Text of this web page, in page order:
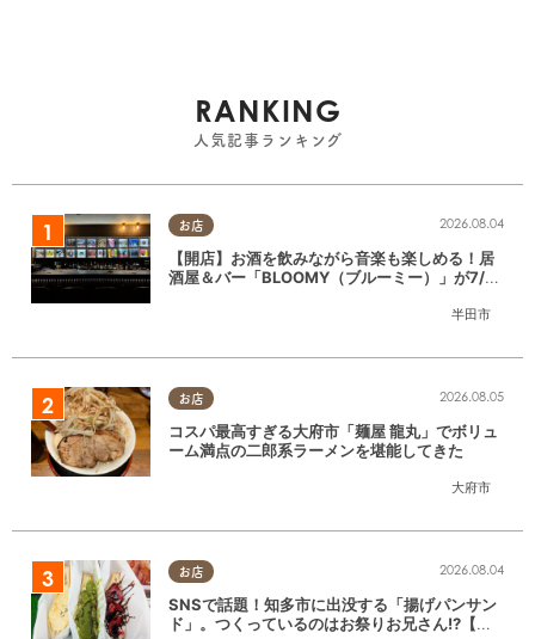
RANKING
人気記事ランキング
お店
半田市
2026.08.04
【開店】お酒を飲みながら音楽も楽しめる！居
酒屋＆バー「BLOOMY（ブルーミー）」が7/3
お店
大府市
2026.08.05
コスパ最高すぎる大府市「麺屋 龍丸」でボリュ
ーム満点の二郎系ラーメンを堪能してきた
お店 2026.08.04
SNSで話題！知多市に出没する「揚げパンサン
ド」。つくっているのはお祭りお兄さん!?【ち